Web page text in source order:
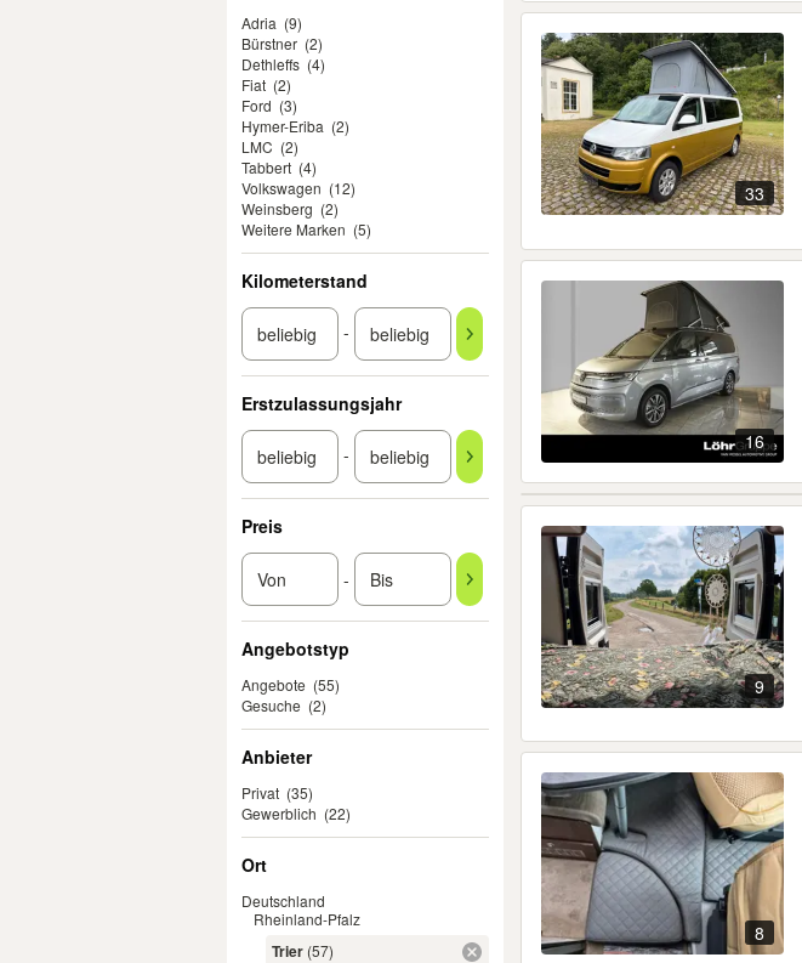
Adria (9)
Bürstner (2)
Dethleffs (4)
Fiat (2)
Ford (3)
Hymer-Eriba (2)
LMC (2)
Tabbert (4)
Volkswagen (12)
Weinsberg (2)
Weitere Marken (5)
Kilometerstand
-
Erstzulassungsjahr
-
Preis
-
Angebotstyp
Angebote (55)
Gesuche (2)
Anbieter
Privat (35)
Gewerblich (22)
Ort
Deutschland
Rheinland-Pfalz
Trier (57)
33
16
9
8